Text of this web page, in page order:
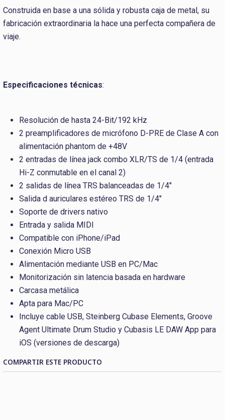
Construida en base a una sólida y robusta caja de metal, su
fabricación extraordinaria la hace una perfecta compañera de
viaje.
Especificaciones técnicas:
Resolución de hasta 24-Bit/192 kHz
2 preamplificadores de micrófono D-PRE de Clase A con
alimentación phantom de +48V
2 entradas de línea jack combo XLR/TS de 1/4 (entrada
Hi-Z conmutable en el canal 2)
2 salidas de línea TRS balanceadas de 1/4"
Salida d auriculares estéreo TRS de 1/4"
Soporte de drivers nativo
Entrada y salida MIDI
Compatible con iPhone/iPad
Conexión Micro USB
Alimentación mediante USB en PC/Mac
Monitorización sin latencia basada en hardware
Carcasa metálica
Apta para Mac/PC
Incluye cable USB, Steinberg Cubase Elements, Groove
Agent Ultimate Drum Studio y Cubasis LE DAW App para
iOS (versiones de descarga)
COMPARTIR ESTE PRODUCTO